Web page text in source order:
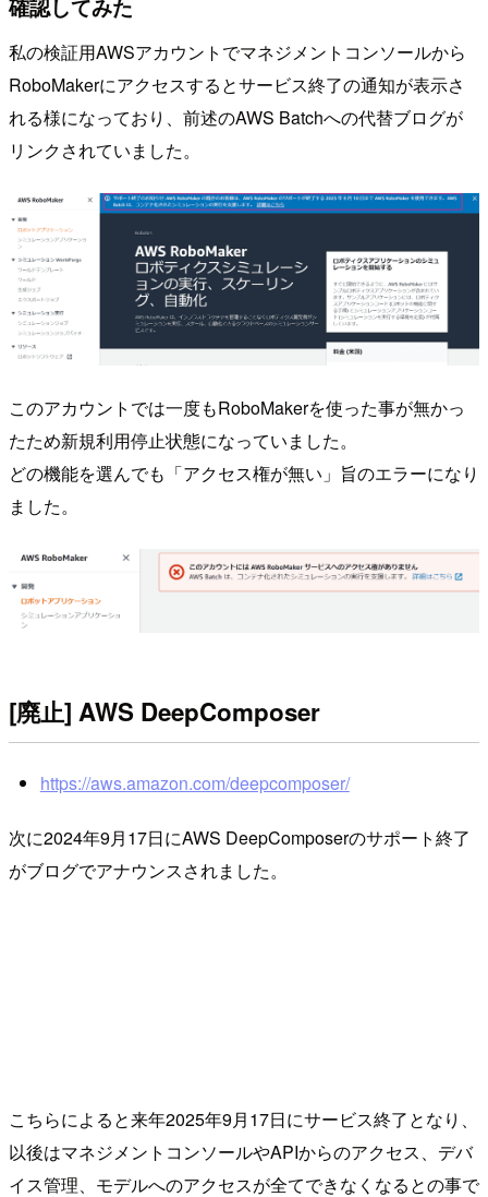
確認してみた
私の検証用AWSアカウントでマネジメントコンソールから
RoboMakerにアクセスするとサービス終了の通知が表示さ
れる様になっており、前述のAWS Batchへの代替ブログが
リンクされていました。
このアカウントでは一度もRoboMakerを使った事が無かっ
たため新規利用停止状態になっていました。
どの機能を選んでも「アクセス権が無い」旨のエラーになり
ました。
[廃止] AWS DeepComposer
https://aws.amazon.com/deepcomposer/
次に2024年9月17日にAWS DeepComposerのサポート終了
がブログでアナウンスされました。
こちらによると来年2025年9月17日にサービス終了となり、
以後はマネジメントコンソールやAPIからのアクセス、デバ
イス管理、モデルへのアクセスが全てできなくなるとの事で